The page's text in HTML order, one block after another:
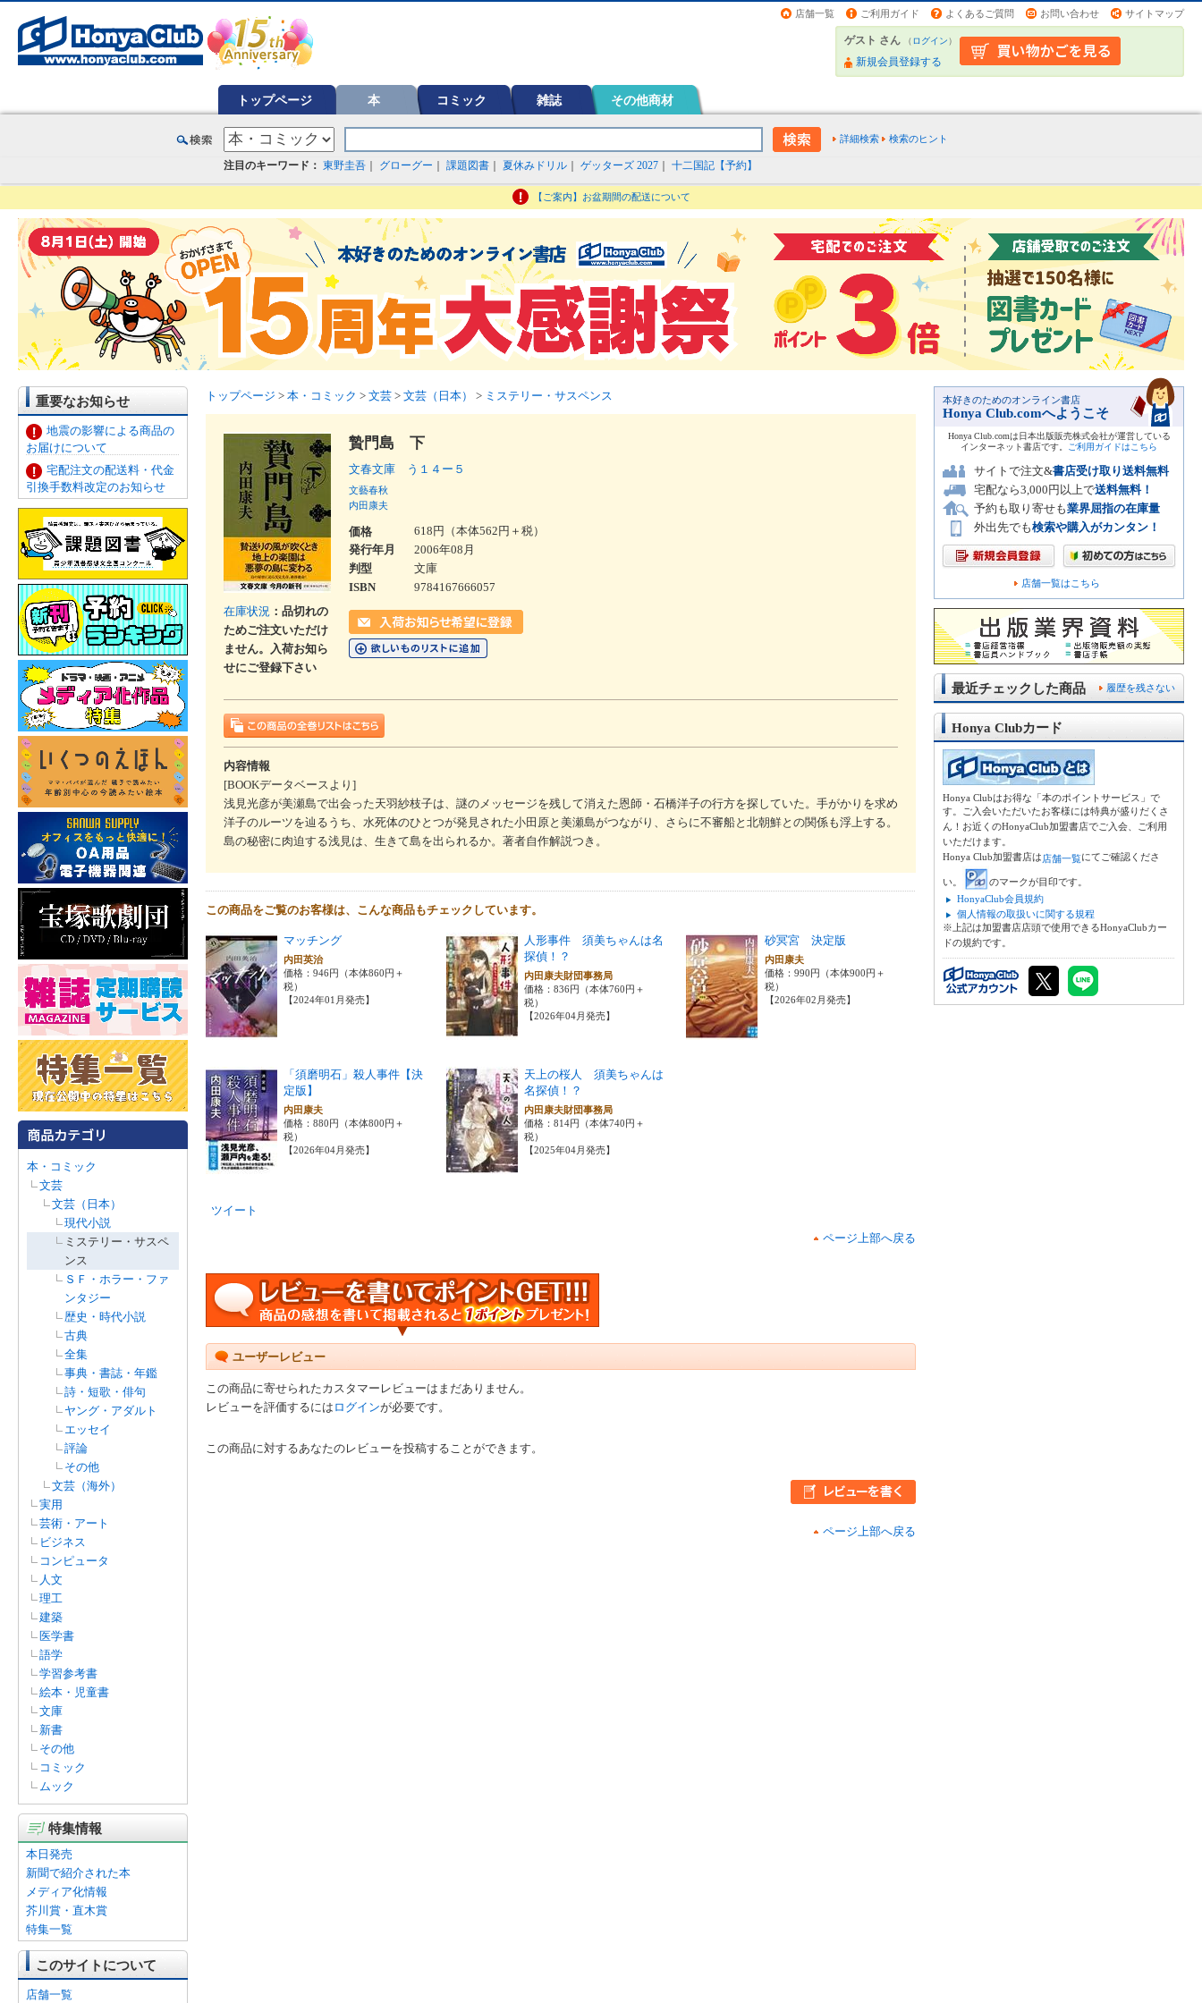
店舗一覧 ご利用ガイド よくあるご質問 お問い合わせ サイトマップ
ゲスト さん （ログイン）
新規会員登録する
トップページ 本 コミック 雑誌 その他商材
詳細検索 検索のヒント
注目のキーワード： 東野圭吾 グローグー 課題図書 夏休みドリル ゲッターズ 2027 十二国記【予約】
【ご案内】お盆期間の配送について
重要なお知らせ
地震の影響による商品の
お届けについて
宅配注文の配送料・代金
引換手数料改定のお知らせ
本・コミック
文芸
文芸（日本）
現代小説
ミステリー・サスペ
ンス
ＳＦ・ホラー・ファ
ンタジー
歴史・時代小説
古典
全集
事典・書誌・年鑑
詩・短歌・俳句
ヤング・アダルト
エッセイ
評論
その他
文芸（海外）
実用
芸術・アート
ビジネス
コンピュータ
人文
理工
建築
医学書
語学
学習参考書
絵本・児童書
文庫
新書
その他
コミック
ムック
特集情報
本日発売
新聞で紹介された本
メディア化情報
芥川賞・直木賞
特集一覧
このサイトについて
店舗一覧
トップページ > 本・コミック > 文芸 > 文芸（日本） > ミステリー・サスペンス
在庫状況 ：品切れの
ためご注文いただけ
ません。入荷お知ら
せにご登録下さい
贄門島 下
文春文庫 う１４ー５
文藝春秋
内田康夫
価格
618円（本体562円＋税）
発行年月
2006年08月
判型
文庫
ISBN
9784167666057
内容情報
[BOOKデータベースより]
浅見光彦が美瀬島で出会った天羽紗枝子は、謎のメッセージを残して消えた恩師・石橋洋子の行方を探していた。手がかりを求め
洋子のルーツを辿るうち、水死体のひとつが発見された小田原と美瀬島がつながり、さらに不審船と北朝鮮との関係も浮上する。
島の秘密に肉迫する浅見は、生きて島を出られるか。著者自作解説つき。
この商品をご覧のお客様は、こんな商品もチェックしています。
マッチング
内田英治
価格：946円（本体860円＋
税）
【2024年01月発売】
人形事件 須美ちゃんは名
探偵！？
内田康夫財団事務局
価格：836円（本体760円＋
税）
【2026年04月発売】
砂冥宮 決定版
内田康夫
価格：990円（本体900円＋
税）
【2026年02月発売】
「須磨明石」殺人事件【決
定版】
内田康夫
価格：880円（本体800円＋
税）
【2026年04月発売】
天上の桜人 須美ちゃんは
名探偵！？
内田康夫財団事務局
価格：814円（本体740円＋
税）
【2025年04月発売】
ツイート
ページ上部へ戻る
ユーザーレビュー
この商品に寄せられたカスタマーレビューはまだありません。
レビューを評価するには ログインが必要です。
この商品に対するあなたのレビューを投稿することができます。
ページ上部へ戻る
本好きのためのオンライン書店
Honya Club.comへようこそ
Honya Club.comは日本出版販売株式会社が運営している
インターネット書店です。
ご利用ガイドはこちら
サイトで注文&書店受け取り送料無料
宅配なら3,000円以上で送料無料！
予約も取り寄せも業界屈指の在庫量
外出先でも検索や購入がカンタン！
店舗一覧はこちら
履歴を残さない
最近チェックした商品
Honya Clubカード
Honya Clubはお得な「本のポイントサービス」で
す。ご入会いただいたお客様には特典が盛りだくさ
ん！お近くのHonyaClub加盟書店でご入会、ご利用
いただけます。
Honya Club加盟書店は店舗一覧にてご確認くださ
い。
のマークが目印です。
HonyaClub会員規約
個人情報の取扱いに関する規程
※上記は加盟書店店頭で使用できるHonyaClubカー
ドの規約です。